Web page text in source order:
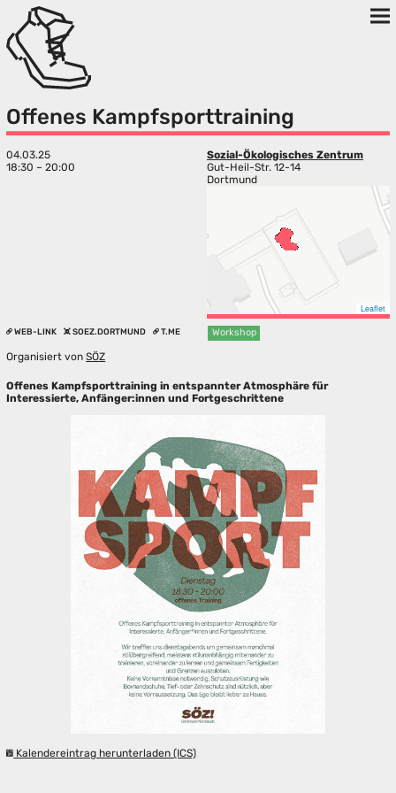
Offenes Kampfsporttraining
04.03.25
18:30 – 20:00
Sozial-Ökologisches Zentrum
Gut-Heil-Str. 12-14
Dortmund
Leaflet
WEB-LINK SOEZ.DORTMUND T.ME Workshop
Organisiert vonSÖZ
Offenes Kampfsporttraining in entspannter Atmosphäre für
Interessierte, Anfänger:innen und Fortgeschrittene
Kalendereintrag herunterladen (ICS)